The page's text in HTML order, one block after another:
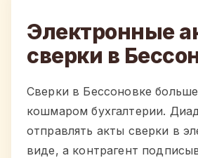
Электронные
сверки в
Сверки в Бессоновке
кошмаром бухгалтерии.
отправлять акты сверки в
виде, а контрагент